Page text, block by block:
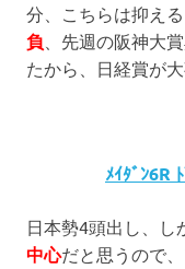
分、こちらは抑え
負 、先週の阪神大
たから、日経賞が
ﾒｲﾀﾞﾝ6R
日本勢4頭出し、し
中心だと思うので